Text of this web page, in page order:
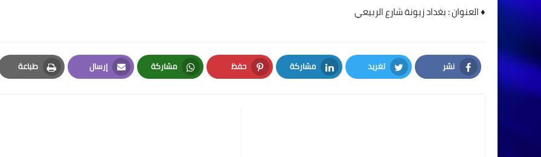
♦️ العنوان : بغداد زيونة شارع الربيعي
نشر
Facebook
تغريد
Twitter
مشاركة
LinkedIn
حفظ
Pinterest
مشاركة
Whatsapp
إرسال
Email
طباعة
Print